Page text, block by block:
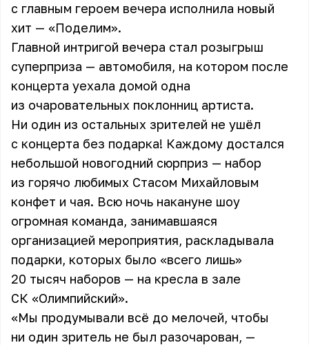
с главным героем вечера исполнила новый
хит — «Поделим».
Главной интригой вечера стал розыгрыш
суперприза — автомобиля, на котором после
концерта уехала домой одна
из очаровательных поклонниц артиста.
Ни один из остальных зрителей не ушёл
с концерта без подарка! Каждому достался
небольшой новогодний сюрприз — набор
из горячо любимых Стасом Михайловым
конфет и чая. Всю ночь накануне шоу
огромная команда, занимавшаяся
организацией мероприятия, раскладывала
подарки, которых было «всего лишь»
20 тысяч наборов — на кресла в зале
СК «Олимпийский».
«Мы продумывали всё до мелочей, чтобы
ни один зритель не был разочарован, —